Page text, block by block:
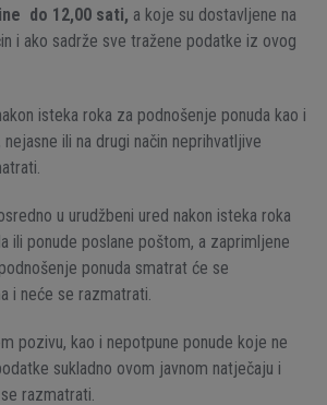
do 12,00 sati, a koje su dostavljene na
i ako sadrže sve tražene podatke iz ovog
isteka roka za podnošenje ponuda kao i
ili na drugi način neprihvatljive
u urudžbeni ured nakon isteka roka
ili ponude poslane poštom, a zaprimljene
ponuda smatrat će se
i neće se razmatrati.
pozivu, kao i nepotpune ponude koje ne
sukladno ovom javnom natječaju i
razmatrati.